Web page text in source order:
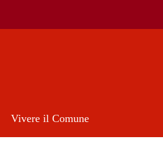
Vivere il Comune